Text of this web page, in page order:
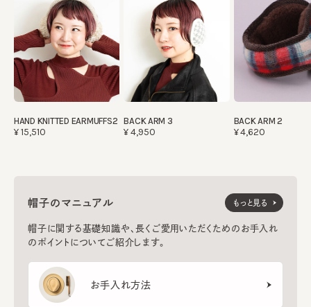
HAND KNITTED EARMUFFS2
¥15,510
BACK ARM 3
¥4,950
BACK ARM 2
¥4,620
帽子のマニュアル
帽子に関する基礎知識や、長くご愛用いただくためのお手入れ
のポイントについてご紹介します。
お手入れ方法
もっと見る